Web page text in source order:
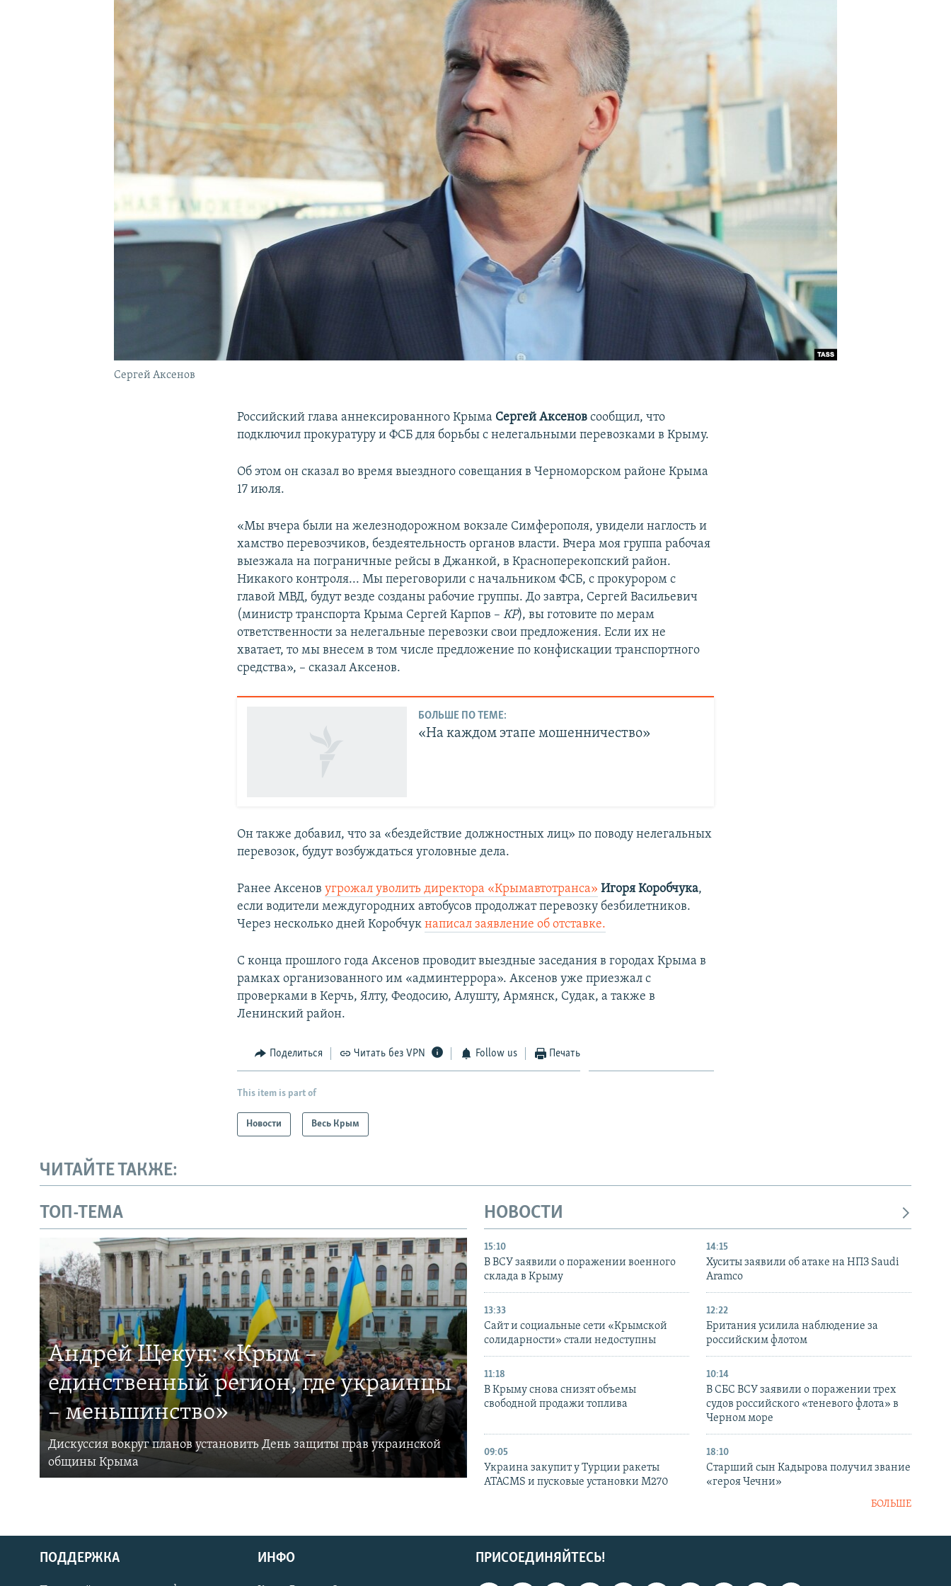
УКРАИНСКАЯ ПРОБЛЕМА КРЫМА
Сергей Аксенов
Российский глава аннексированного Крыма Сергей Аксеновсообщил, что
подключил прокуратуру и ФСБ для борьбы с нелегальными перевозками в Крыму.
Об этом он сказал во время выездного совещания в Черноморском районе Крыма
17 июля.
«Мы вчера были на железнодорожном вокзале Симферополя, увидели наглость и
хамство перевозчиков, бездеятельность органов власти. Вчера моя группа рабочая
выезжала на пограничные рейсы в Джанкой, в Красноперекопский район.
Никакого контроля... Мы переговорили с начальником ФСБ, с прокурором с
главой МВД, будут везде созданы рабочие группы. До завтра, Сергей Васильевич
(министр транспорта Крыма Сергей Карпов – КР), вы готовите по мерам
ответственности за нелегальные перевозки свои предложения. Если их не
хватает, то мы внесем в том числе предложение по конфискации транспортного
средства», – сказал Аксенов.
БОЛЬШЕ ПО ТЕМЕ:
«На каждом этапе мошенничество»
Он также добавил, что за «бездействие должностных лиц» по поводу нелегальных
перевозок, будут возбуждаться уголовные дела.
Ранее Аксеновугрожал уволить директора «Крымавтотранса» Игоря Коробчука,
если водители междугородних автобусов продолжат перевозку безбилетников.
Через несколько дней Коробчукнаписал заявление об отставке.
С конца прошлого года Аксенов проводит выездные заседания в городах Крыма в
рамках организованного им «админтеррора». Аксенов уже приезжал с
проверками в Керчь, Ялту, Феодосию, Алушту, Армянск, Судак, а также в
Ленинский район.
Поделиться Читать без VPN Follow us Печать
This item is part of
Новости Весь Крым
ЧИТАЙТЕ ТАКЖЕ:
ТОП-ТЕМА
Андрей Щекун: «Крым –
единственный регион, где украинцы
– меньшинство»
Дискуссия вокруг планов установить День защиты прав украинской
общины Крыма
НОВОСТИ
15:10
В ВСУ заявили о поражении военного
склада в Крыму
14:15
Хуситы заявили об атаке на НПЗ Saudi
Aramco
13:33
Сайт и социальные сети «Крымской
солидарности» стали недоступны
12:22
Британия усилила наблюдение за
российским флотом
11:18
В Крыму снова снизят объемы
свободной продажи топлива
10:14
В СБС ВСУ заявили о поражении трех
судов российского «теневого флота» в
Черном море
09:05
Украина закупит у Турции ракеты
ATACMS и пусковые установки M270
18:10
Старший сын Кадырова получил звание
«героя Чечни»
БОЛЬШЕ
ПРИСОЕДИНЯЙТЕСЬ!
ПОДДЕРЖКА ИНФО